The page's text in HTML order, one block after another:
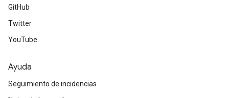
GitHub
Twitter
YouTube
Ayuda
Seguimiento de incidencias